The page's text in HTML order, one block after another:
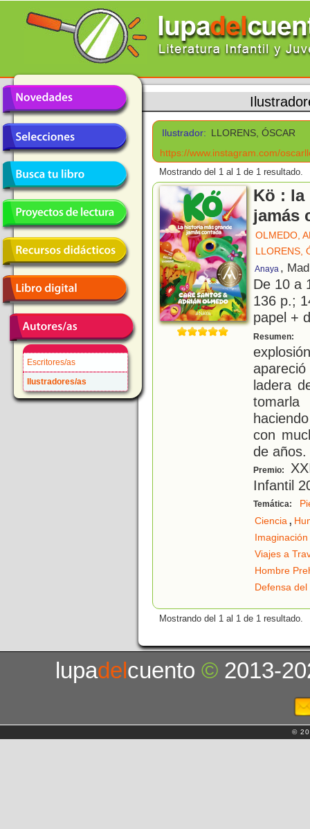
Escritores/as
Ilustradores/as
Ilustrador: LLORENS, ÓSCAR
https://www.instagram.com/
Mostrando del 1 al 1 de 1 resultado.
Kö :
jamás
OLMEDO,
LLORENS,
Anaya ,
De 10 a
136 p.;
papel +
Resumen:
ladera
con
de
Premio:
Infantil
Temática:
Ciencia,
Imaginación
Viajes a
Hombre
Defensa
Mostrando del 1 al 1 de 1 resultado.
lupadelcuento© 2013-
©